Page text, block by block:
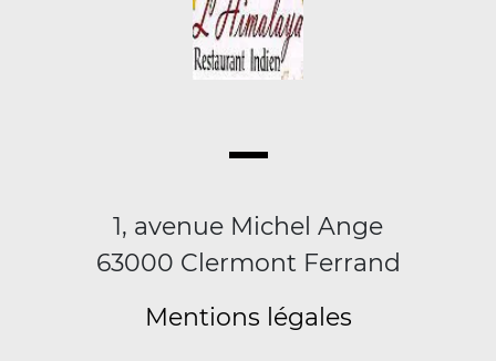
1, avenue Michel Ange
63000 Clermont Ferrand
Mentions légales